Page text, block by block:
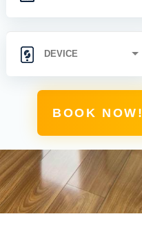
BOOK NOW!